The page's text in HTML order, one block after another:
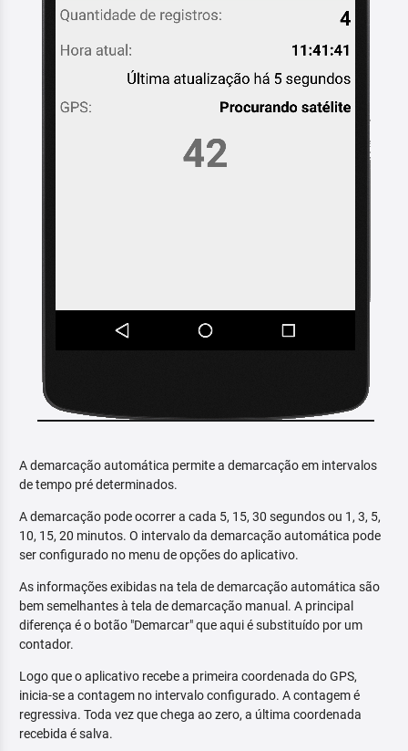
A demarcação automática permite a demarcação em intervalos
de tempo pré determinados.
A demarcação pode ocorrer a cada 5, 15, 30 segundos ou 1, 3, 5,
10, 15, 20 minutos. O intervalo da demarcação automática pode
ser configurado no menu de opções do aplicativo.
As informações exibidas na tela de demarcação automática são
bem semelhantes à tela de demarcação manual. A principal
diferença é o botão "Demarcar" que aqui é substituído por um
contador.
Logo que o aplicativo recebe a primeira coordenada do GPS,
inicia-se a contagem no intervalo configurado. A contagem é
regressiva. Toda vez que chega ao zero, a última coordenada
recebida é salva.